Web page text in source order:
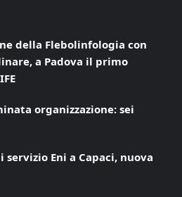
della Flebolinfologia con
a Padova il primo
organizzazione: sei
servizio Eni a Capaci, nuova